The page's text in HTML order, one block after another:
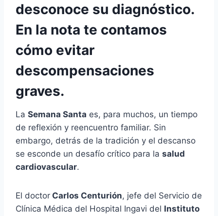
desconoce su diagnóstico.
En la nota te contamos
cómo evitar
descompensaciones
graves.
La Semana Santa es, para muchos, un tiempo
de reflexión y reencuentro familiar. Sin
embargo, detrás de la tradición y el descanso
se esconde un desafío crítico para la salud
cardiovascular.
El doctor Carlos Centurión, jefe del Servicio de
Clínica Médica del Hospital Ingavi del Instituto